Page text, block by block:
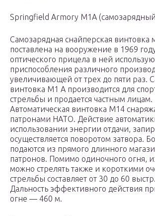
Springfield Armory M1A
Самозарядная снайперская винтовка
поставлена на вооружение в 1969
оптического прицела в ней
приспособления различного
увеличивающей от трех до пяти раз.
винтовка M1 А производится для
стрельбы и продается частным лицам.
Автоматическая винтовка М14
патронами НАТО. Действие
использовании энергии отдачи,
осуществляется поворотом затвора.
подаются из прямого длинного
патронов. Помимо одиночного огня,
можно стрелять также и короткими
стрельбы составляет от 30 до 60
Дальность эффективного действия
огне — 460 м.